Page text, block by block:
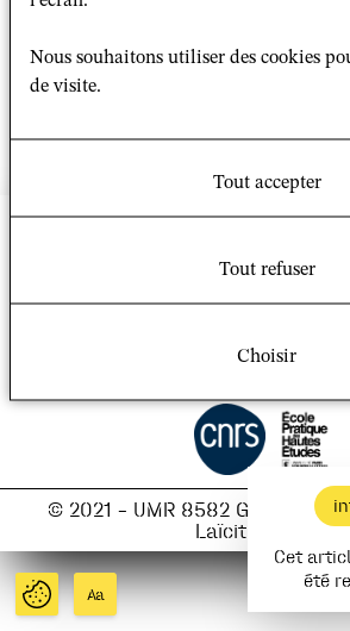
Nous aurons le plaisir
La séance portera sur
Cet
été
Nous souhaitons utiliser des cookies
de visite.
Tout accepter
Tout refuser
Choisir
Aa
Bâtiment Recherche Nord
14 Cours des Humanités
© 2021 – UMR 8582 Groupe
Laïcités (GSRL)